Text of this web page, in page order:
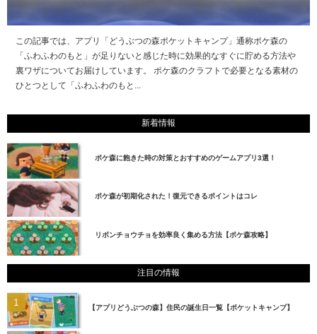
この記事では、アプリ「どうぶつの森ポケットキャンプ」通称ポケ森の
「ふわふわのもと」が足りないと感じた時に効果的なすぐに貯める方法や
裏ワザについてお届けしています。 ポケ森のクラフトで必要となる素材の
ひとつとして「ふわふわのもと...
新着情報
ポケ森に飽きた時の対策とおすすめのゲームアプリ3選！
ポケ森が初期化された！復元できるポイントはコレ
リボンチョウチョを効率良く集める方法【ポケ森攻略】
注目の情報
【アプリどうぶつの森】住民の誕生日一覧【ポケットキャンプ】